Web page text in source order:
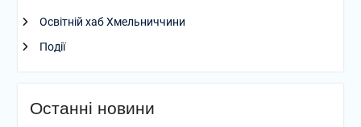
Освітній хаб Хмельниччини
Події
Останні новини